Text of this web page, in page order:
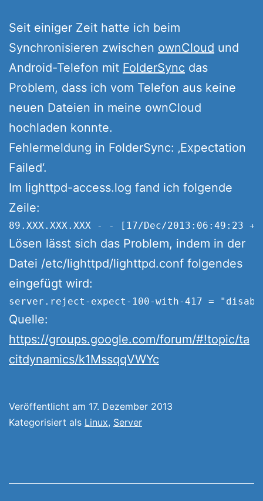
Seit einiger Zeit hatte ich beim
Synchronisieren zwischen ownCloud und
Android-Telefon mit FolderSync das
Problem, dass ich vom Telefon aus keine
neuen Dateien in meine ownCloud
hochladen konnte.
Fehlermeldung in FolderSync: ‚Expectation
Failed‘.
Im lighttpd-access.log fand ich folgende
Zeile:
89.XXX.XXX.XXX - - [17/Dec/2013:06:49:23
Lösen lässt sich das Problem, indem in der
Datei /etc/lighttpd/lighttpd.conf folgendes
eingefügt wird:
server.reject-expect-100-with-417 =
Quelle:
https://groups.google.com/forum/#!topic/ta
citdynamics/k1MssqqVWYc
Veröffentlicht am 17. Dezember 2013
Kategorisiert als Linux, Server